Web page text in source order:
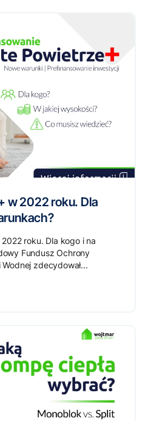
w 2022 roku. Dla
roku. Dla kogo i na
Fundusz Ochrony
zdecydował...